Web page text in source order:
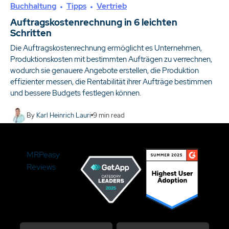
Buchhaltung Tipps Vertrieb
Auftragskostenrechnung in 6 leichten
Schritten
Die Auftragskostenrechnung ermöglicht es Unternehmen,
Produktionskosten mit bestimmten Aufträgen zu verrechnen,
wodurch sie genauere Angebote erstellen, die Produktion
effizienter messen, die Rentabilität ihrer Aufträge bestimmen
und bessere Budgets festlegen können.
By Karl Heinrich Lauri 9min read
MRPeasy
Reviews